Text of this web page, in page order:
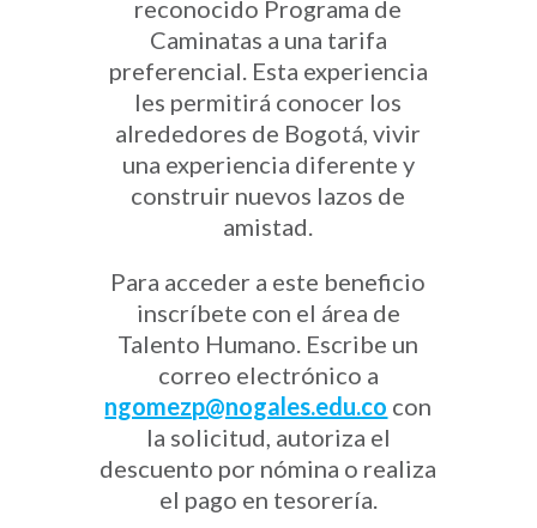
reconocido Programa de
Caminatas a una tarifa
preferencial. Esta experiencia
les permitirá conocer los
alrededores de Bogotá, vivir
una experiencia diferente y
construir nuevos lazos de
amistad.
Para acceder a este beneficio
inscríbete con el área de
Talento Humano. Escribe un
correo electrónico a
ngomezp@nogales.edu.co con
la solicitud, autoriza el
descuento por nómina o realiza
el pago en tesorería.